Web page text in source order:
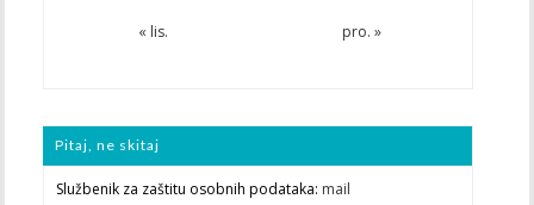
« lis. pro. »
Pitaj, ne skitaj
Službenik za zaštitu osobnih podataka: mail